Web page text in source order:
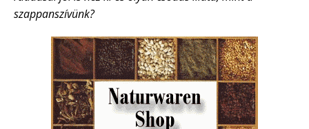
szappanszívünk?